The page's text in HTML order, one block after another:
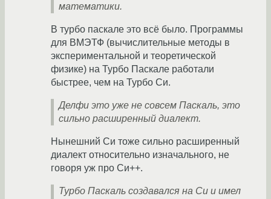
математики.
В турбо паскале это всё было. Программы
для ВМЭТФ (вычислительные методы в
экспериментальной и теоретической
физике) на Турбо Паскале работали
быстрее, чем на Турбо Си.
Делфи это уже не совсем Паскаль, это
сильно расширенный диалект.
Нынешний Си тоже сильно расширенный
диалект относительно изначального, не
говоря уж про Си++.
Турбо Паскаль создавался на Си и имел